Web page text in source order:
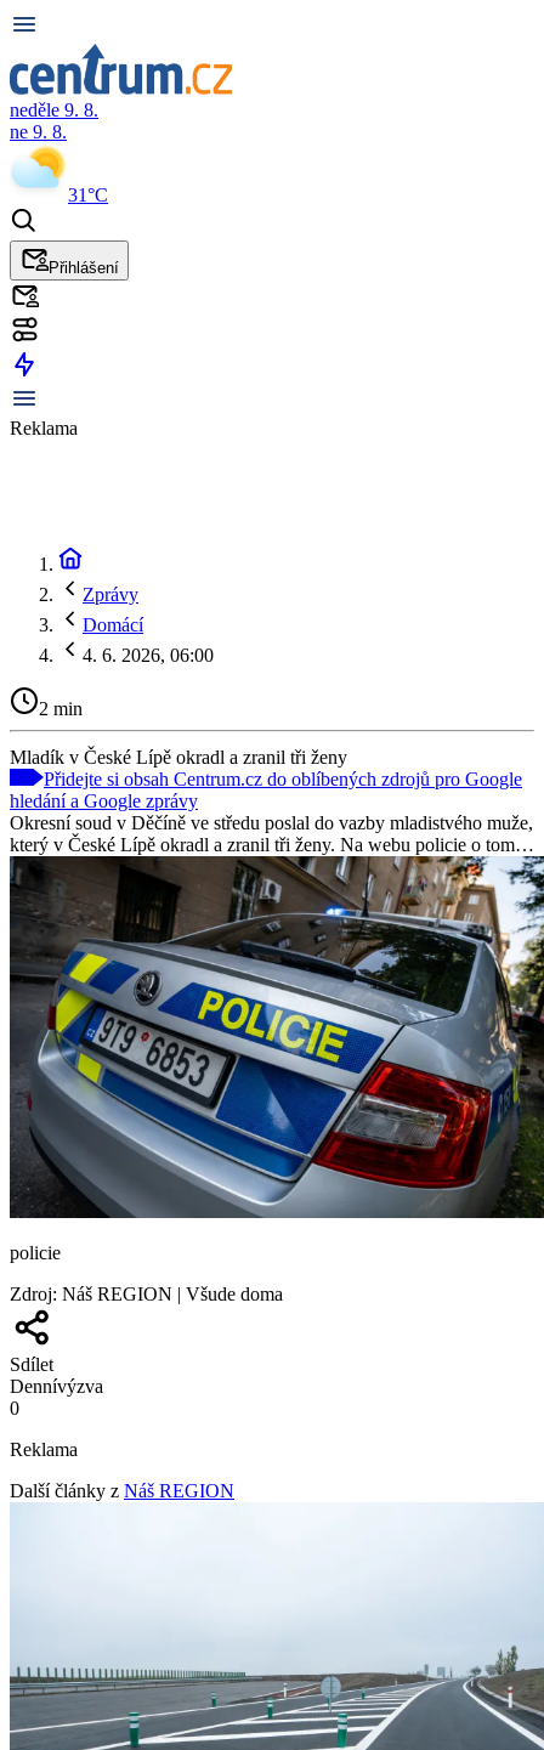
neděle 9. 8.
ne 9. 8.
31°C
Přihlášení
Reklama
Zprávy
Domácí
4. 6. 2026, 06:00
2 min
Mladík v České Lípě okradl a zranil tři ženy
Přidejte si obsah Centrum.cz do oblíbených zdrojů pro Google
hledání a Google zprávy
Okresní soud v Děčíně ve středu poslal do vazby mladistvého muže,
který v České Lípě okradl a zranil tři ženy. Na webu policie o tom…
policie
Zdroj: Náš REGION | Všude doma
Sdílet
Dennívýzva
0
Reklama
Další články z Náš REGION